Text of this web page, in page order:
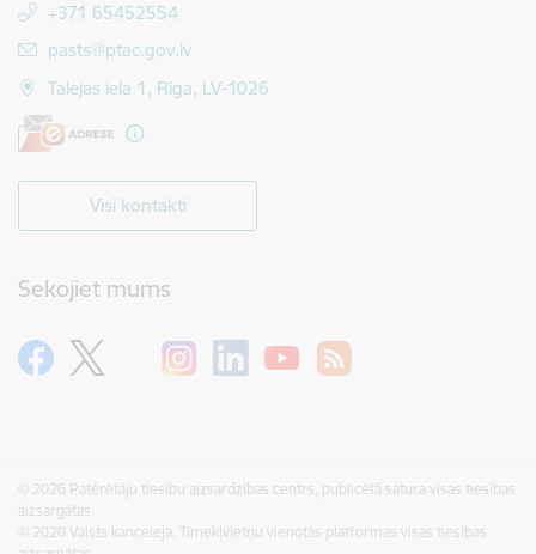
+371 65452554
E-pasts:
pasts@ptac.gov.lv
Talejas iela 1, Rīga, LV-1026
Visi kontakti
Sekojiet mums
© 2026 Patērētāju tiesību aizsardzības centrs, publicētā satura visas tiesības
aizsargātas.
© 2020 Valsts kanceleja, Tīmekļvietņu vienotās platformas visas tiesības